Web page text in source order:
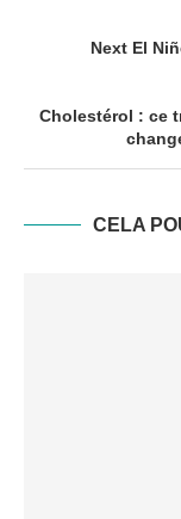
Next El
Cholestérol : ce
CELA